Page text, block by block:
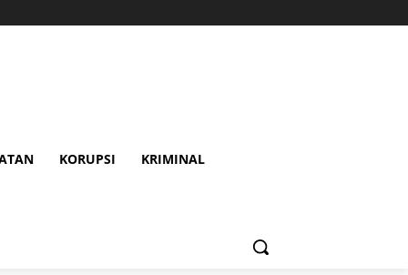
KORUPSI KRIMINAL